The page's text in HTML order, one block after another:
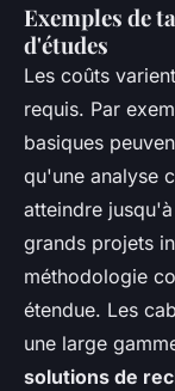
Exemples de
d'études
Les coûts
requis. Par
basiques
qu'une analyse
atteindre
grands projets
méthodologie
étendue. Les
une large
solutions de